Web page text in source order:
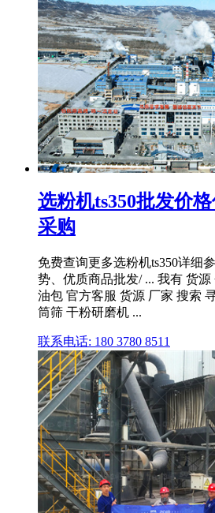
选粉机ts350批发价
采购
免费查询更多选粉机ts350详细
势、优质商品批发/ ... 我有 货
油包 官方客服 货源 厂家 搜索
筒筛 干粉研磨机 ...
联系电话: 180 3780 8511